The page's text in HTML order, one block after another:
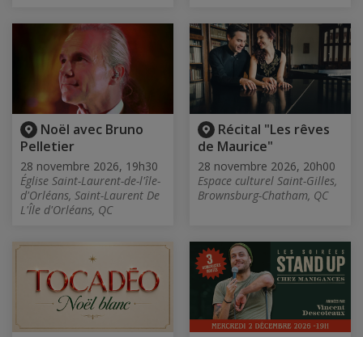
Noël avec Bruno
Pelletier
28 novembre 2026, 19h30
Église Saint-Laurent-de-l'île-
d'Orléans, Saint-Laurent De
L'Île d'Orléans, QC
Récital "Les rêves
de Maurice"
28 novembre 2026, 20h00
Espace culturel Saint-Gilles,
Brownsburg-Chatham, QC